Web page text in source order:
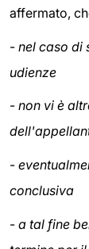
affermato,
- nel caso di
udienze
- non vi è
-
conclusiva
- a tal fine